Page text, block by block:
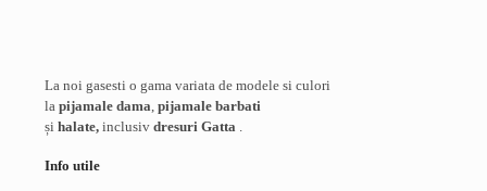
La noi gasesti o gama variata de modele si culori
la pijamale dama pijamale barbati
și halate, inclusiv dresuri Gatta
Info utile